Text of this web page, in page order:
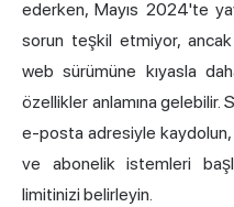
ederken, Mayıs 2024'te
sorun teşkil etmiyor,
web sürümüne kıyasla
özellikler anlamına gelebilir.
e-posta adresiyle kaydolun,
ve abonelik istemleri
limitinizi belirleyin.